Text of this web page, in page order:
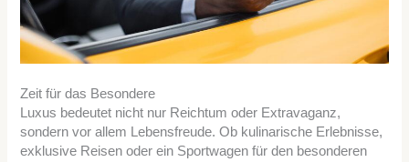
Zeit für das Besondere
Luxus bedeutet nicht nur Reichtum oder Extravaganz,
sondern vor allem Lebensfreude. Ob kulinarische Erlebnisse,
exklusive Reisen oder ein Sportwagen für den besonderen